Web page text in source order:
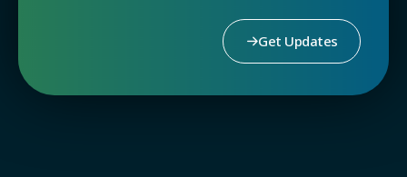
Get Updates